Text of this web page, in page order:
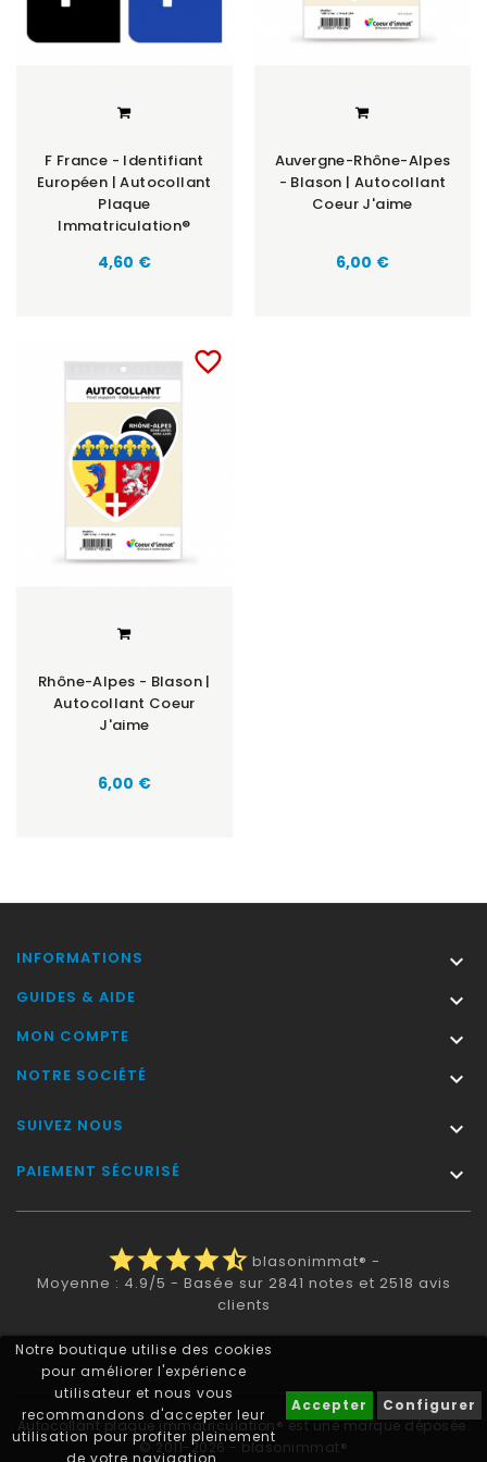
Notre boutique utilise des cookies
pour améliorer l'expérience
utilisateur et nous vous
recommandons d'accepter leur
utilisation pour profiter pleinement
de votre navigation.
Accepter Configurer
F France - Identifiant
Européen | Autocollant
Plaque
Immatriculation®
Prix
4,60 €
Auvergne-Rhône-Alpes
- Blason | Autocollant
Coeur J'aime
Prix
6,00 €
favorite_border
Rhône-Alpes - Blason |
Autocollant Coeur
J'aime
Prix
6,00 €
INFORMATIONS 
GUIDES & AIDE 
MON COMPTE 
NOTRE SOCIÉTÉ 
SUIVEZ NOUS 
PAIEMENT SÉCURISÉ 
starstarstarstarstar_half blasonimmat® -
Moyenne : 4.9/5 - Basée sur 2841 notes et 2518 avis
clients
Autocollant plaque immatriculation® est une marque déposée.
© 2011-2026 - blasonimmat®